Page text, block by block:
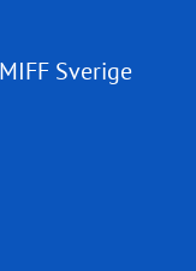
Sverige